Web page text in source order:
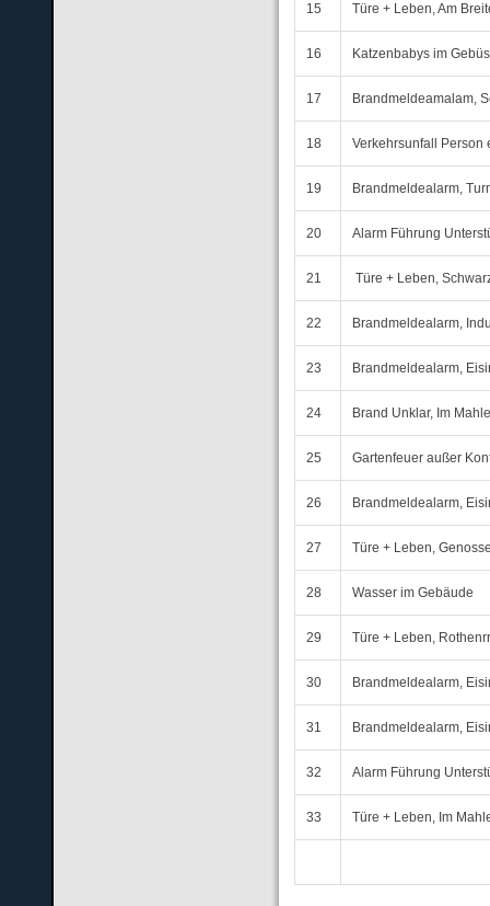
15 Türe + Leben, Am
16 Katzenbabys im
17 Brandmeldeamalam,
18 Verkehrsunfall Person
19 Brandmeldealarm,
20 Alarm Führung
21 Türe + Leben,
22 Brandmeldealarm,
23 Brandmeldealarm,
24 Brand Unklar, Im
25 Gartenfeuer außer
26 Brandmeldealarm,
27 Türe + Leben,
28 Wasser im Gebäude
29 Türe + Leben,
30 Brandmeldealarm,
31 Brandmeldealarm,
32 Alarm Führung
33 Türe + Leben, Im